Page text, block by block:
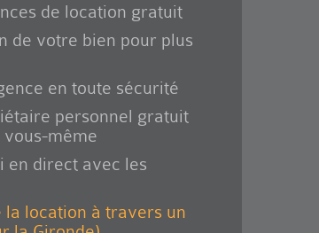
de location gratuit
de votre bien pour plus
en toute sécurité
personnel gratuit
même
en direct avec les
la location à travers un